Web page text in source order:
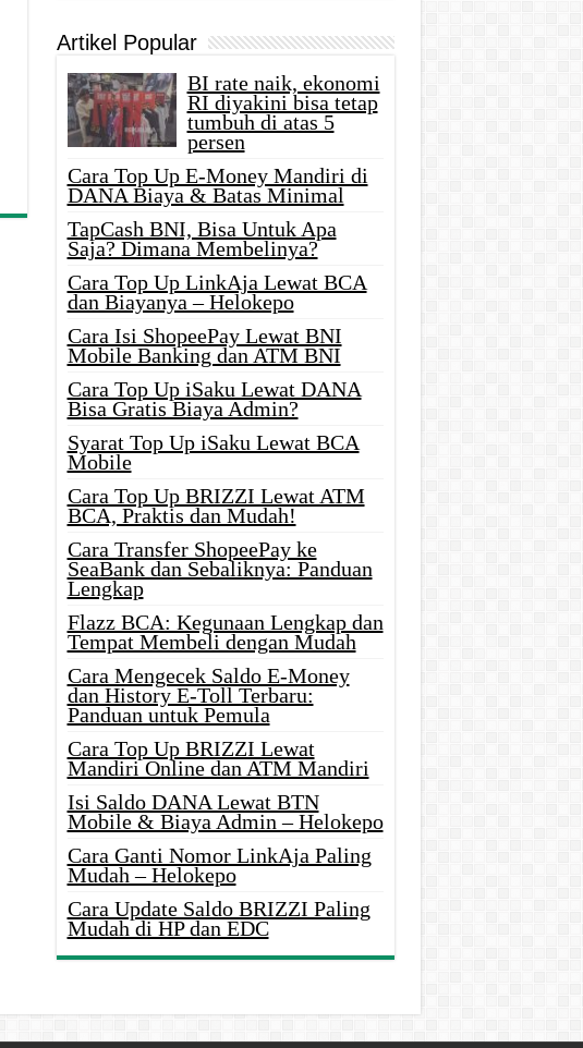
Artikel Popular
BI rate naik, ekonomi
RI diyakini bisa tetap
tumbuh di atas 5
persen
Cara Top Up E-Money Mandiri di
DANA Biaya & Batas Minimal
TapCash BNI, Bisa Untuk Apa
Saja? Dimana Membelinya?
Cara Top Up LinkAja Lewat BCA
dan Biayanya – Helokepo
Cara Isi ShopeePay Lewat BNI
Mobile Banking dan ATM BNI
Cara Top Up iSaku Lewat DANA
Bisa Gratis Biaya Admin?
Syarat Top Up iSaku Lewat BCA
Mobile
Cara Top Up BRIZZI Lewat ATM
BCA, Praktis dan Mudah!
Cara Transfer ShopeePay ke
SeaBank dan Sebaliknya: Panduan
Lengkap
Flazz BCA: Kegunaan Lengkap dan
Tempat Membeli dengan Mudah
Cara Mengecek Saldo E-Money
dan History E-Toll Terbaru:
Panduan untuk Pemula
Cara Top Up BRIZZI Lewat
Mandiri Online dan ATM Mandiri
Isi Saldo DANA Lewat BTN
Mobile & Biaya Admin – Helokepo
Cara Ganti Nomor LinkAja Paling
Mudah – Helokepo
Cara Update Saldo BRIZZI Paling
Mudah di HP dan EDC